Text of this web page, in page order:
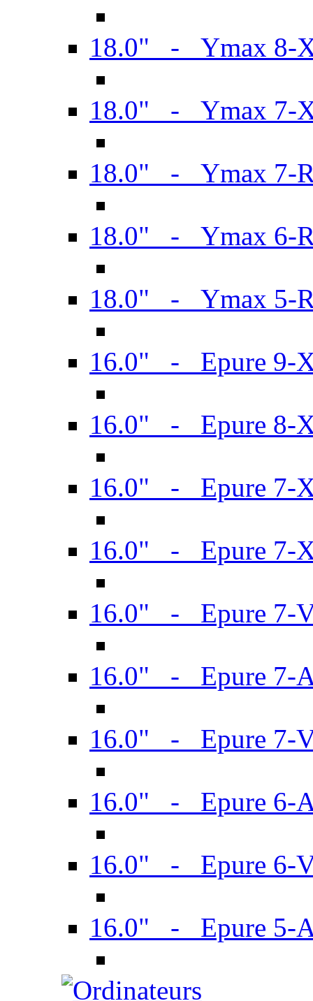
18.0" - Ymax 8-
18.0" - Ymax 7-
18.0" - Ymax 7-
18.0" - Ymax 6-
18.0" - Ymax 5-
16.0" - Epure 9-
16.0" - Epure 8-
16.0" - Epure 7-
16.0" - Epure 7-
16.0" - Epure 7-
16.0" - Epure 7-
16.0" - Epure 7-
16.0" - Epure 6-
16.0" - Epure 6-
16.0" - Epure 5-